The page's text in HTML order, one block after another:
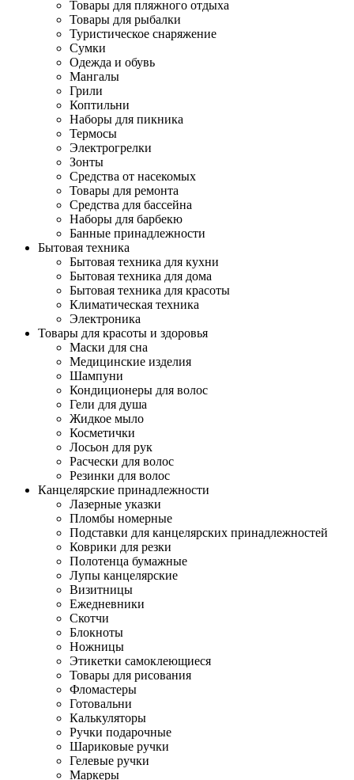
Товары для пляжного отдыха
Товары для рыбалки
Туристическое снаряжение
Сумки
Одежда и обувь
Мангалы
Грили
Коптильни
Наборы для пикника
Термосы
Электрогрелки
Зонты
Средства от насекомых
Товары для ремонта
Средства для бассейна
Наборы для барбекю
Банные принадлежности
Бытовая техника
Бытовая техника для кухни
Бытовая техника для дома
Бытовая техника для красоты
Климатическая техника
Электроника
Товары для красоты и здоровья
Маски для сна
Медицинские изделия
Шампуни
Кондиционеры для волос
Гели для душа
Жидкое мыло
Косметички
Лосьон для рук
Расчески для волос
Резинки для волос
Канцелярские принадлежности
Лазерные указки
Пломбы номерные
Подставки для канцелярских принадлежностей
Коврики для резки
Полотенца бумажные
Лупы канцелярские
Визитницы
Ежедневники
Скотчи
Блокноты
Ножницы
Этикетки самоклеющиеся
Товары для рисования
Фломастеры
Готовальни
Калькуляторы
Ручки подарочные
Шариковые ручки
Гелевые ручки
Маркеры